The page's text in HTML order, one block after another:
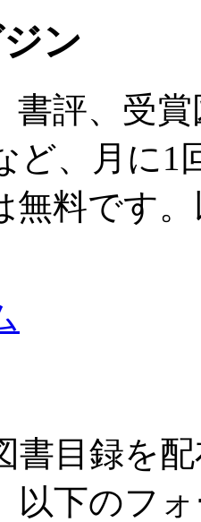
ン
書評、受
ど、月に1
無料です
書目録を
以下のフ